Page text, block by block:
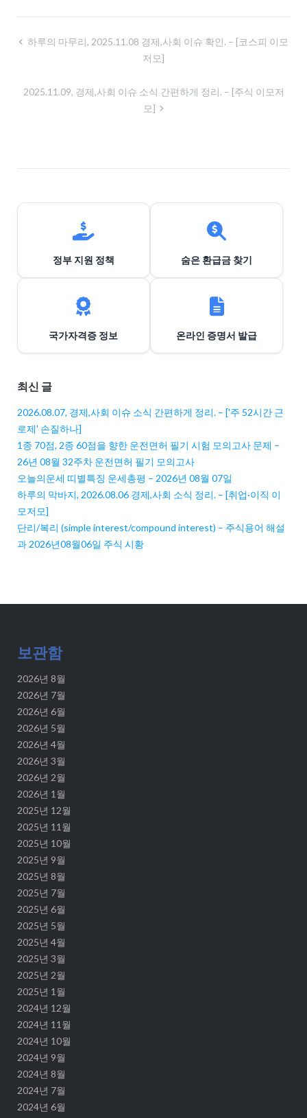
글하루의 마무리, 2025.11.08 경제,사회 이슈 확인. – [코스피 이모
저모]
2025.11.09, 경제,사회 이슈 소식 간편하게 정리. – [주식 이모저
모]
정부 지원 정책 숨은 환급금 찾기
국가자격증 정보 온라인 증명서 발급
최신 글
2026.08.07, 경제,사회 이슈 소식 간편하게 정리. – ['주 52시간 근
로제' 손질하나]
1종 70점, 2종 60점을 향한 운전면허 필기 시험 모의고사 문제 –
26년 08월 32주차 운전면허 필기 모의고사
오늘의운세 띠별특징 운세총평 – 2026년 08월 07일
하루의 막바지, 2026.08.06 경제,사회 소식 정리. – [취업·이직 이
모저모]
단리/복리 (simple interest/compound interest) – 주식용어 해설
과 2026년08월06일 주식 시황
보관함
2026년 8월
2026년 7월
2026년 6월
2026년 5월
2026년 4월
2026년 3월
2026년 2월
2026년 1월
2025년 12월
2025년 11월
2025년 10월
2025년 9월
2025년 8월
2025년 7월
2025년 6월
2025년 5월
2025년 4월
2025년 3월
2025년 2월
2025년 1월
2024년 12월
2024년 11월
2024년 10월
2024년 9월
2024년 8월
2024년 7월
2024년 6월